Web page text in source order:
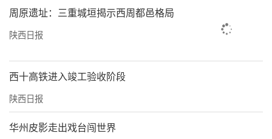
周原遗址：三重城垣揭示西周都邑格局
陕西日报
西十高铁进入竣工验收阶段
陕西日报
华州皮影走出戏台闯世界